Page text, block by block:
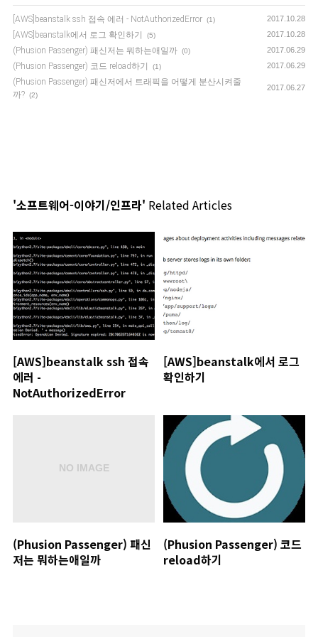
[AWS]beanstalk ssh 접속 에러 - NotAuthorizedError (1) 2017.10.28
[AWS]beanstalk에서 로그 확인하기 (5) 2017.10.28
(Phusion Passenger) 패신저는 뭐하는애일까 (0) 2017.06.29
(Phusion Passenger) 코드 reload하기 (1) 2017.06.29
(Phusion Passenger) 패신저에서 트래픽을 어떻게 분산시켜줄
까? (2)
2017.06.27
'소프트웨어-이야기/인프라' Related Articles
[AWS]beanstalk ssh 접속
에러 -
NotAuthorizedError
[AWS]beanstalk에서 로그
확인하기
(Phusion Passenger) 패신
저는 뭐하는애일까
(Phusion Passenger) 코드
reload하기